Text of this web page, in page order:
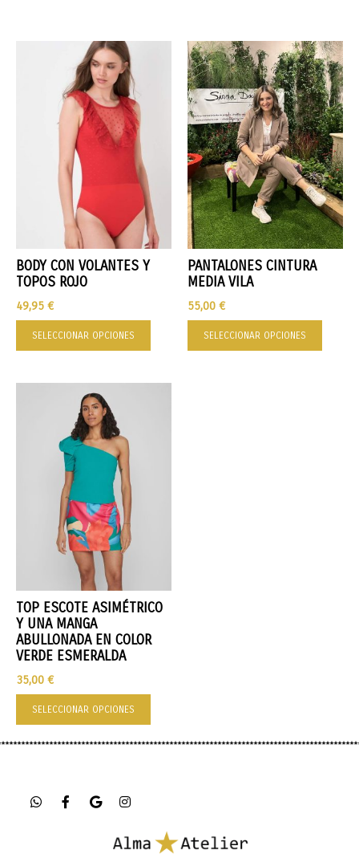
BODY CON VOLANTES Y
TOPOS ROJO
49,95 €
SELECCIONAR OPCIONES
PANTALONES CINTURA
MEDIA VILA
55,00 €
SELECCIONAR OPCIONES
TOP ESCOTE ASIMÉTRICO
Y UNA MANGA
ABULLONADA EN COLOR
VERDE ESMERALDA
35,00 €
SELECCIONAR OPCIONES